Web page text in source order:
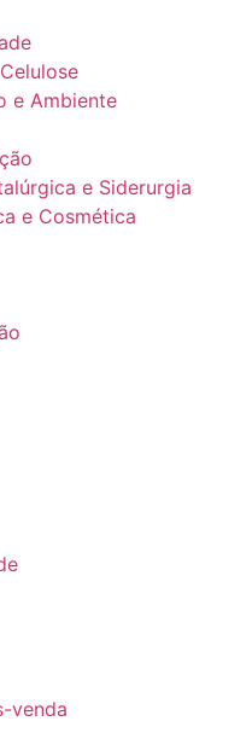
e Ambiente
e Siderurgia
e Cosmética
venda